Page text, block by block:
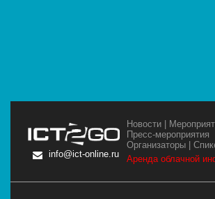
info@ict-online.ru
Новости |
Пресс-мероприятия
Организаторы |
Аренда облачной